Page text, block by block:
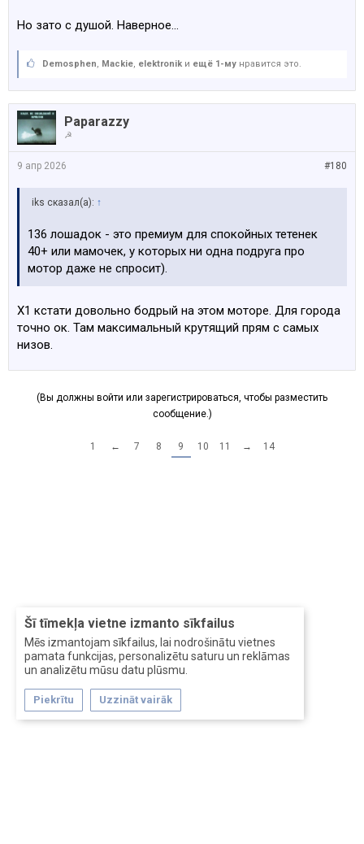
Šī tīmekļa vietne izmanto sīkfailus
Mēs izmantojam sīkfailus, lai nodrošinātu vietnes
pamata funkcijas, personalizētu saturu un reklāmas
un analizētu mūsu datu plūsmu.
Piekrītu Uzzināt vairāk
Но зато с душой. Наверное…
Demosphen, Mackie, elektronik и ещё 1-му нравится это.
Paparazzy
☭
#180
9 апр 2026
iks сказал(а): ↑
136 лошадок - это премиум для спокойных тетенек
40+ или мамочек, у которых ни одна подруга про
мотор даже не спросит).
Х1 кстати довольно бодрый на этом моторе. Для города
точно ок. Там максимальный крутящий прям с самых
низов.
(Вы должны войти или зарегистрироваться, чтобы разместить
сообщение.)
1 ← 7 8 9 10 11 → 14